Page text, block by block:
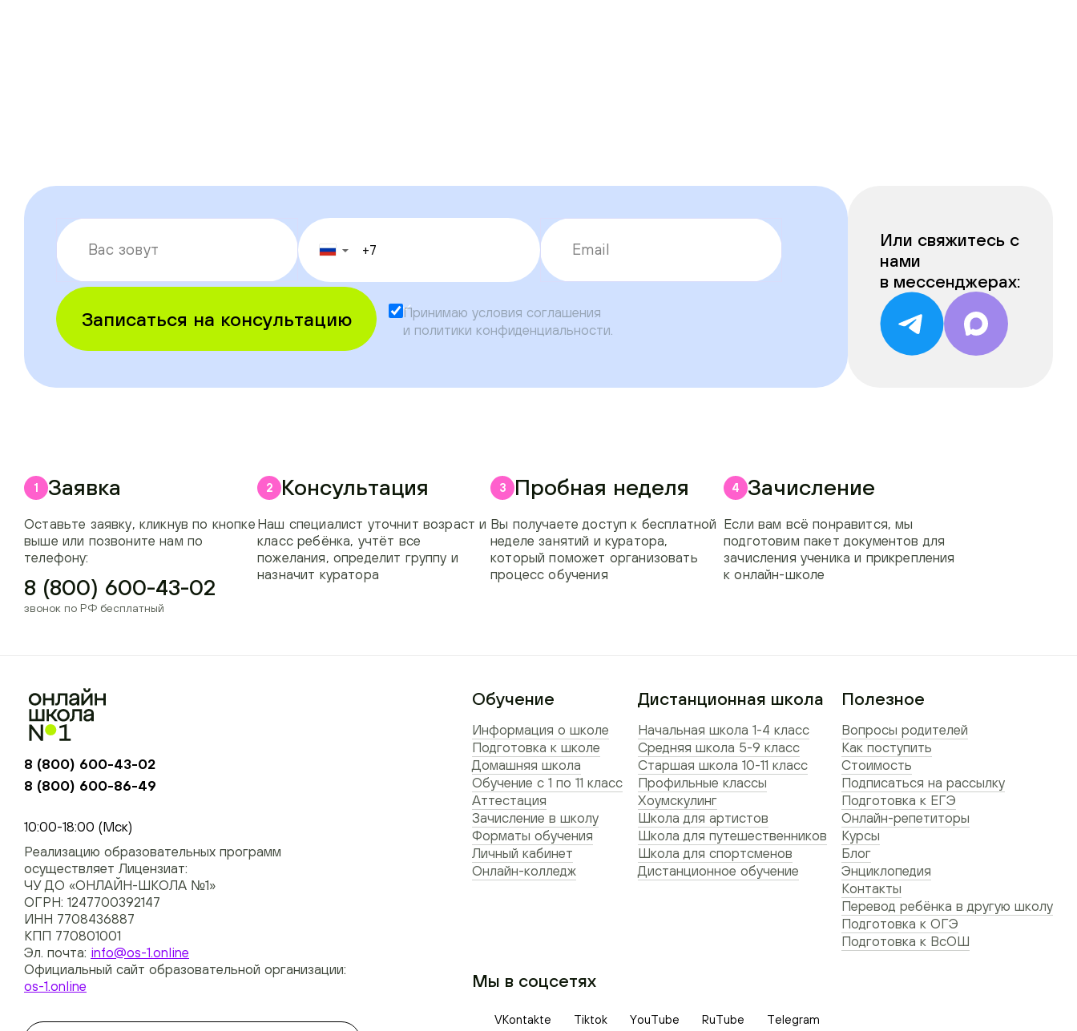
▼
Записаться на консультацию Принимаю условия соглашения
и политики конфиденциальности
Или свяжитесь с
нами
в мессенджерах:
1 Заявка
Оставьте заявку, кликнув по кнопке
выше или позвоните нам по
телефону:
8 (800) 600-43-02
звонок по РФ бесплатный
2 Консультация
Наш специалист уточнит возраст и
класс ребёнка, учтёт все
пожелания, определит группу и
назначит куратора
3 Пробная неделя
Вы получаете доступ к бесплатной
неделе занятий и куратора,
который поможет организовать
процесс обучения
4 Зачисление
Если вам всё понравится, мы
подготовим пакет документов для
зачисления ученика и прикрепления
к онлайн-школе
8 (800) 600-43-02
8 (800) 600-86-49
10:00-18:00 (Мск)
Реализацию образовательных программ
осуществляет Лицензиат:
ЧУ ДО «ОНЛАЙН-ШКОЛА №1»
ОГРН: 1247700392147
ИНН 7708436887
КПП 770801001
Эл. почта: info@os-1.online
Официальный сайт образовательной организации:
os-1.online
Обучение
Информация о школе
Подготовка к школе
Домашняя школа
Обучение с 1 по 11 класс
Аттестация
Зачисление в школу
Форматы обучения
Личный кабинет
Онлайн-колледж
Полезное
Вопросы родителей
Как поступить
Стоимость
Подписаться на рассылку
Подготовка к ЕГЭ
Онлайн-репетиторы
Курсы
Блог
Энциклопедия
Контакты
Перевод ребёнка в другую школу
Подготовка к ОГЭ
Подготовка к ВсОШ
Дистанционная школа
Начальная школа 1-4 класс
Средняя школа 5-9 класс
Старшая школа 10-11 класс
Профильные классы
Хоумскулинг
Школа для артистов
Школа для путешественников
Школа для спортсменов
Дистанционное обучение
Мы в соцсетях
VKontakte Tiktok YouTube RuTube Telegram